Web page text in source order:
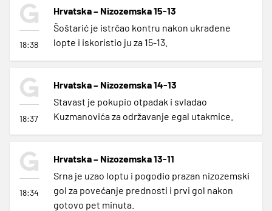
18:38
Hrvatska – Nizozemska 15-13
Šoštarić je istrčao kontru nakon ukradene
lopte i iskoristio ju za 15-13.
18:37
Hrvatska – Nizozemska 14-13
Stavast je pokupio otpadak i svladao
Kuzmanovića za održavanje egal utakmice.
18:34
Hrvatska – Nizozemska 13-11
Srna je uzao loptu i pogodio prazan nizozemski
gol za povećanje prednosti i prvi gol nakon
gotovo pet minuta.